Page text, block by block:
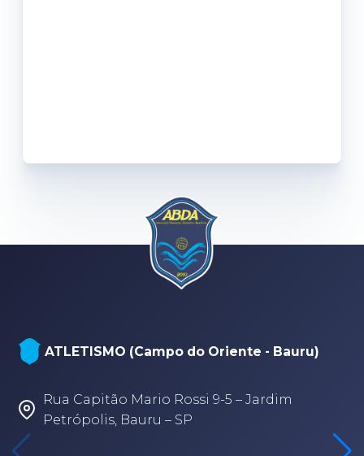
ATLETISMO (Campo do Oriente - Bauru)
Rua Capitão Mario Rossi 9-5 – Jardim
Petrópolis, Bauru – SP